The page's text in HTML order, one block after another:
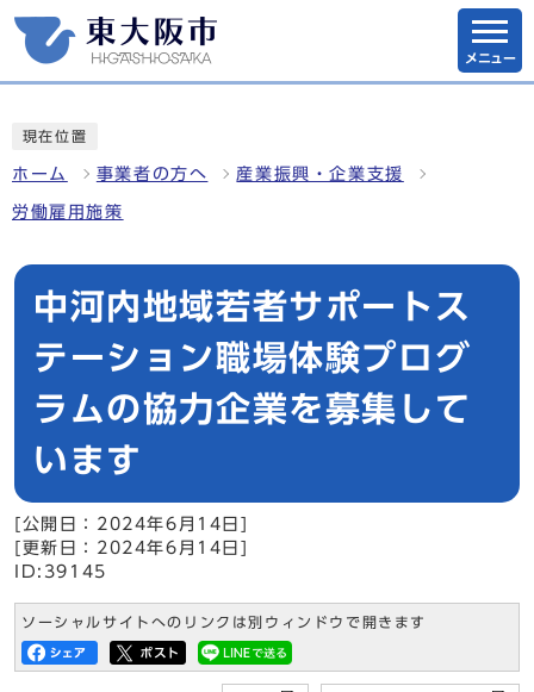
メニュー
現在位置
ホーム 事業者の方へ 産業振興・企業支援
労働雇用施策
中河内地域若者サポートス
テーション職場体験プログ
ラムの協力企業を募集して
います
[公開日：2024年6月14日]
[更新日：2024年6月14日]
ID:39145
ソーシャルサイトへのリンクは別ウィンドウで開きます